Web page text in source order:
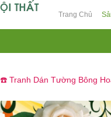
Trang Chủ
☎️ Tranh Dán Tường Bông